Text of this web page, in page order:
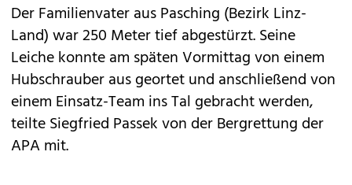
Der Familienvater aus Pasching (Bezirk Linz-
Land) war 250 Meter tief abgestürzt. Seine
Leiche konnte am späten Vormittag von einem
Hubschrauber aus geortet und anschließend von
einem Einsatz-Team ins Tal gebracht werden,
teilte Siegfried Passek von der Bergrettung der
APA mit.